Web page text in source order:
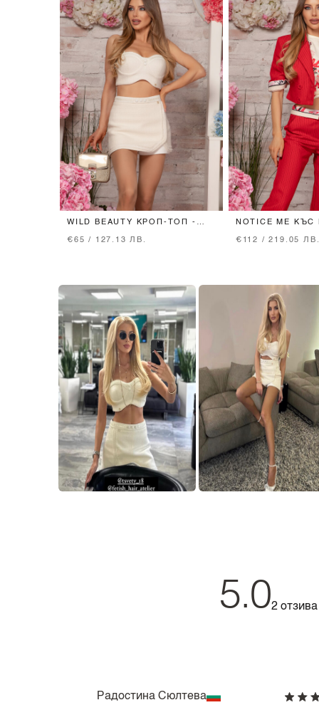
WILD BEAUTY КРОП-ТОП -
€65 / 127.13 ЛВ.
NOTICE ME
€112 / 219.05
5.02 отзива
Радостина Сюлтева